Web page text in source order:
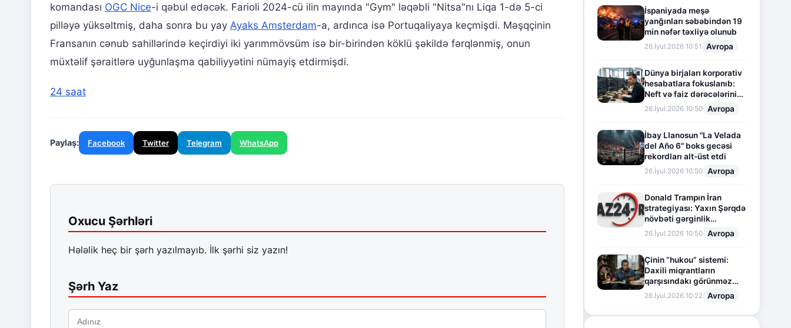
komandası OGC Nice-i qəbul edəcək. Farioli 2024-cü ilin mayında "Gym" ləqəbli "Nitsa"nı Liqa 1-də 5-ci
pilləyə yüksəltmiş, daha sonra bu yay Ayaks Amsterdam-a, ardınca isə Portuqaliyaya keçmişdi. Məşqçinin
Fransanın cənub sahillərində keçirdiyi iki yarımmövsüm isə bir-birindən köklü şəkildə fərqlənmiş, onun
müxtəlif şəraitlərə uyğunlaşma qabiliyyətini nümayiş etdirmişdi.
24 saat
Paylaş: Facebook Twitter Telegram WhatsApp
Oxucu Şərhləri
Hələlik heç bir şərh yazılmayıb. İlk şərhi siz yazın!
Şərh Yaz
İspaniyada meşə
yanğınları səbəbindən 19
min nəfər təxliyə olunub
26.İyul.2026 10:51 Avropa
Dünya birjaları korporativ
hesabatlara fokuslanıb:
Neft və faiz dərəcələrinin
təsiri altında cari vəziyyət
26.İyul.2026 10:50 Avropa
İbay Llanosun "La Velada
del Año 6" boks gecəsi
rekordları alt-üst etdi
26.İyul.2026 10:50 Avropa
Donald Trampın İran
strategiyası: Yaxın Şərqdə
növbəti gərginlik
mərhələsi
26.İyul.2026 10:50 Avropa
Çinin “hukou” sistemi:
Daxili miqrantların
qarşısındakı görünməz
sədd
26.İyul.2026 10:22 Avropa